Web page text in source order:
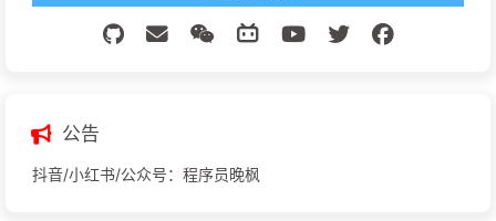
公告
抖音/小红书/公众号：程序员晚枫